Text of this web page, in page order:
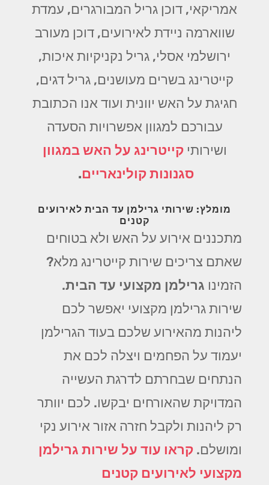
אמריקאי, דוכן גריל המבורגרים, עמדת
שווארמה ניידת לאירועים, דוכן מעורב
ירושלמי אסלי, גריל נקניקיות איכות,
קייטרינג בשרים מעושנים, גריל דגים,
חגיגת על האש יוונית ועוד אנו הכתובת
עבורכם למגוון אפשרויות הסעדה
ושירותיקייטרינג על האש במגוון
סגנונות קולינאריים.
מומלץ: שירותי גרילמן עד הבית לאירועים
קטנים
מתכננים אירוע על האש ולא בטוחים
שאתם צריכים שירות קייטרינג מלא?
הזמינו גרילמן מקצועי עד הבית.
שירות גרילמן מקצועי יאפשר לכם
ליהנות מהאירוע שלכם בעוד הגרילמן
יעמוד על הפחמים ויצלה לכם את
הנתחים שבחרתם לדרגת העשייה
המדויקת שהאורחים יבקשו. לכם יוותר
רק ליהנות ולקבל חזרה אזור אירוע נקי
ומושלם. קראו עוד על שירות גרילמן
מקצועי לאירועים קטנים